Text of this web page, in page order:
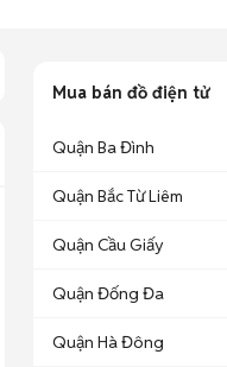
Mua bán đồ điện tử
Quận Ba Đình
Quận Bắc Từ Liêm
Quận Cầu Giấy
Quận Đống Đa
Quận Hà Đông